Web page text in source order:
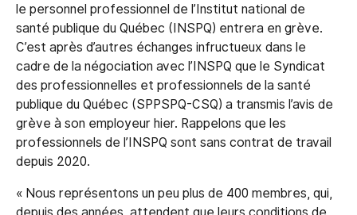
le personnel professionnel de l’Institut national de
santé publique du Québec (INSPQ) entrera en grève.
C’est après d’autres échanges infructueux dans le
cadre de la négociation avec l’INSPQ que le Syndicat
des professionnelles et professionnels de la santé
publique du Québec (SPPSPQ-CSQ) a transmis l’avis de
grève à son employeur hier. Rappelons que les
professionnels de l’INSPQ sont sans contrat de travail
depuis 2020.
« Nous représentons un peu plus de 400 membres, qui,
depuis des années, attendent que leurs conditions de